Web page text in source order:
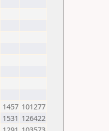
1457 101277
1531 126422